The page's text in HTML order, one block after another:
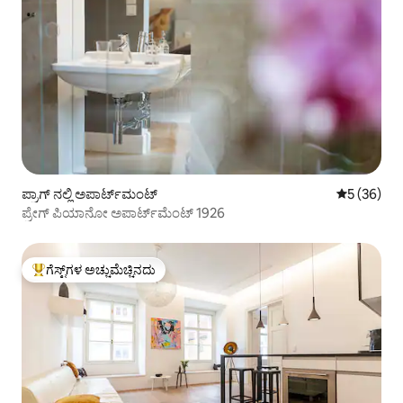
ಪ್ರಾಗ್ ನಲ್ಲಿ ಅಪಾರ್ಟ್‌ಮಂಟ್ 5 ರಲ್ಲಿ 5
5 (36)
ಪ್ರೇಗ್ ಪಿಯಾನೋ ಅಪಾರ್ಟ್‌ಮೆಂಟ್ 1926
ಗೆಸ್ಟ್‌ಗಳಿಗೆ ಅತಿ ಹೆಚ್ಚು ಅಚ್ಚುಮೆಚ್ಚಿನದು
ಗೆಸ್ಟ್‌ಗಳ ಅಚ್ಚುಮೆಚ್ಚಿನದು